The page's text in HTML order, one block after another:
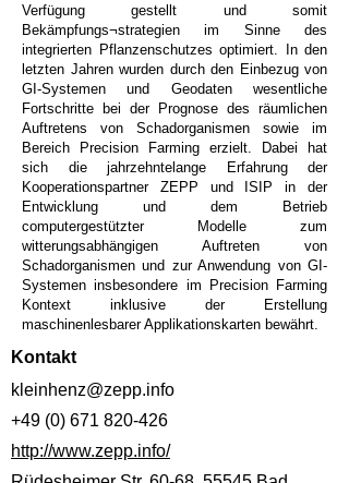
Verfügung gestellt und somit
Bekämpfungs¬strategien im Sinne des
integrierten Pflanzenschutzes optimiert. In den
letzten Jahren wurden durch den Einbezug von
GI-Systemen und Geodaten wesentliche
Fortschritte bei der Prognose des räumlichen
Auftretens von Schadorganismen sowie im
Bereich Precision Farming erzielt. Dabei hat
sich die jahrzehntelange Erfahrung der
Kooperationspartner ZEPP und ISIP in der
Entwicklung und dem Betrieb
computergestützter Modelle zum
witterungsabhängigen Auftreten von
Schadorganismen und zur Anwendung von GI-
Systemen insbesondere im Precision Farming
Kontext inklusive der Erstellung
maschinenlesbarer Applikationskarten bewährt.
Kontakt
kleinhenz@zepp.info
+49 (0) 671 820-426
http://www.zepp.info/